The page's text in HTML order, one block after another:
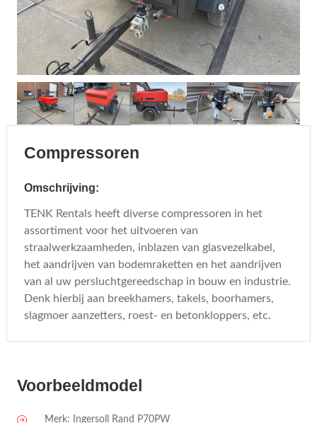
Compressoren
Omschrijving:
TENK Rentals heeft diverse compressoren in het
assortiment voor het uitvoeren van
straalwerkzaamheden, inblazen van glasvezelkabel,
het aandrijven van bodemraketten en het aandrijven
van al uw persluchtgereedschap in bouw en industrie.
Denk hierbij aan breekhamers, takels, boorhamers,
slagmoer aanzetters, roest- en betonkloppers, etc.
Voorbeeldmodel
Merk: Ingersoll Rand P70PW